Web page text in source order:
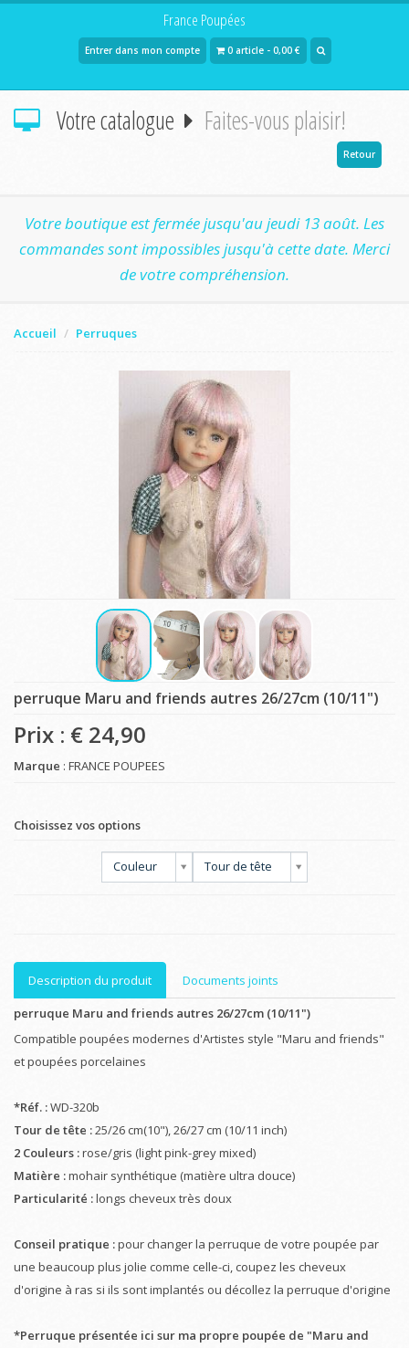
France Poupées
Entrer dans mon compte 0 article - 0,00 €
Votre catalogue Faites-vous plaisir!
Retour
Votre boutique est fermée jusqu'au jeudi 13 août. Les
commandes sont impossibles jusqu'à cette date. Merci
de votre compréhension.
Accueil Perruques
perruque Maru and friends autres 26/27cm (10/11")
Prix : € 24,90
Marque : FRANCE POUPEES
Choisissez vos options
Couleur Tour de tête
Description du produit
Documents joints
perruque Maru and friends autres 26/27cm (10/11")
Compatible poupées modernes d'Artistes style "Maru and friends"
et poupées porcelaines
*Réf. :WD-320b
Tour de tête :25/26 cm(10"), 26/27 cm (10/11 inch)
2 Couleurs :rose/gris (light pink-grey mixed)
Matière :mohair synthétique (matière ultra douce)
Particularité :longs cheveux très doux
Conseil pratique :pour changer la perruque de votre poupée par
une beaucoup plus jolie comme celle-ci, coupez les cheveux
d'origine à ras si ils sont implantés ou décollez la perruque d'origine
*Perruque présentée ici sur ma propre poupée de "Maru and